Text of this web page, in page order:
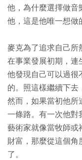
他，為什麼選擇做音
他，這是他唯一想做
麥克為了追求自己所
在事業發展初期，連
他發現自己可以過很
的。照這樣繼續下去
然而，如果當初他所
一條路。有一次他對
藝術家就像當牧師或
財富，那麼從這個角
了。